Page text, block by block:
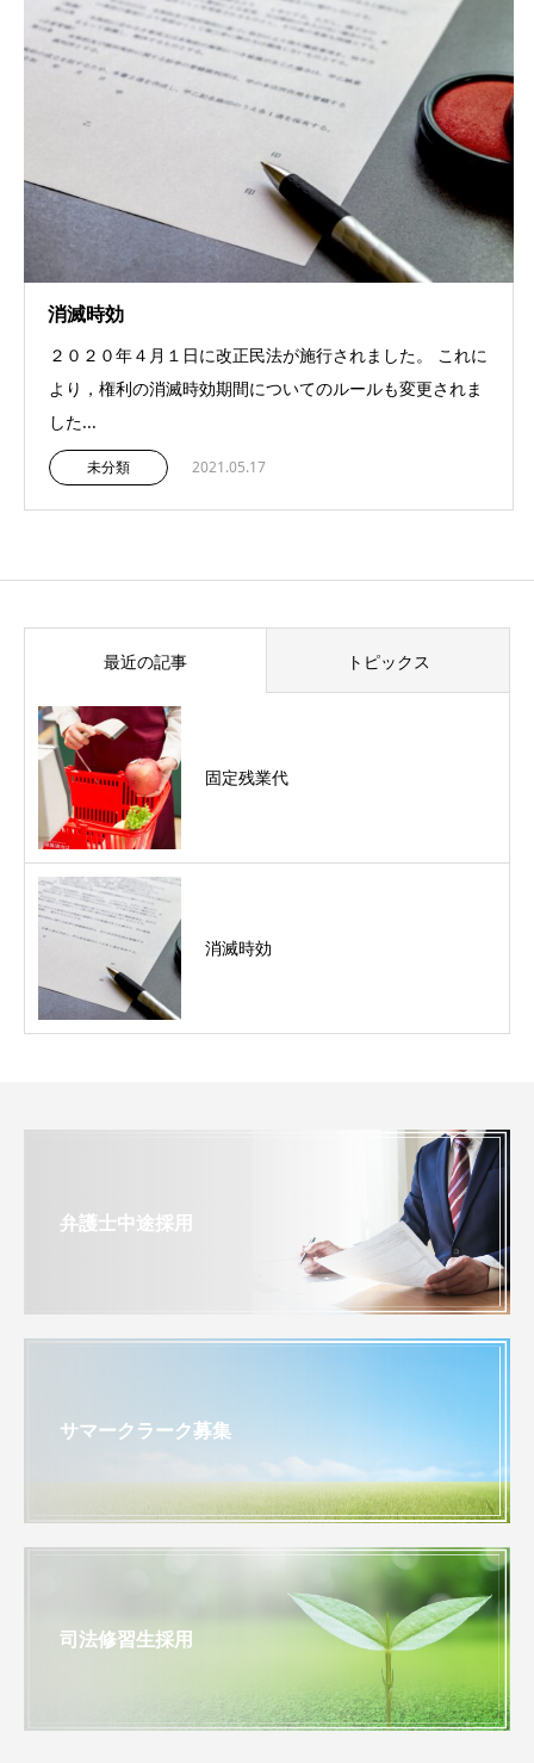
消滅時効
２０２０年４月１日に改正民法が施行されました。 これに
より，権利の消滅時効期間についてのルールも変更されま
した...
未分類 2021.05.17
最近の記事 トピックス
固定残業代
消滅時効
弁護士中途採用
サマークラーク募集
司法修習生採用